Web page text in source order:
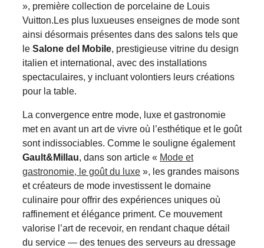
», première collection de porcelaine de Louis
Vuitton.Les plus luxueuses enseignes de mode sont
ainsi désormais présentes dans des salons tels que
le Salone del Mobile, prestigieuse vitrine du design
italien et international, avec des installations
spectaculaires, y incluant volontiers leurs créations
pour la table.
La convergence entre mode, luxe et gastronomie
met en avant un art de vivre où l’esthétique et le goût
sont indissociables. Comme le souligne également
Gault&Millau, dans son article « Mode et
gastronomie, le goût du luxe », les grandes maisons
et créateurs de mode investissent le domaine
culinaire pour offrir des expériences uniques où
raffinement et élégance priment. Ce mouvement
valorise l’art de recevoir, en rendant chaque détail
du service — des tenues des serveurs au dressage